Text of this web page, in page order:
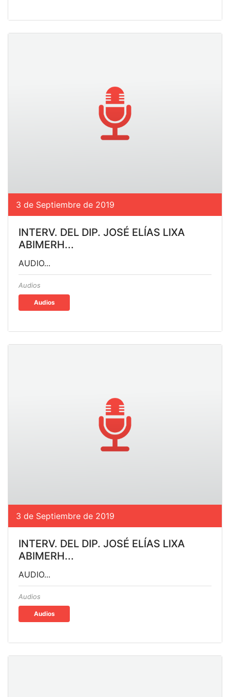
3 de Septiembre de 2019
INTERV. DEL DIP. JOSÉ ELÍAS LIXA
ABIMERH...
AUDIO...
Audios
Audios
3 de Septiembre de 2019
INTERV. DEL DIP. JOSÉ ELÍAS LIXA
ABIMERH...
AUDIO...
Audios
Audios